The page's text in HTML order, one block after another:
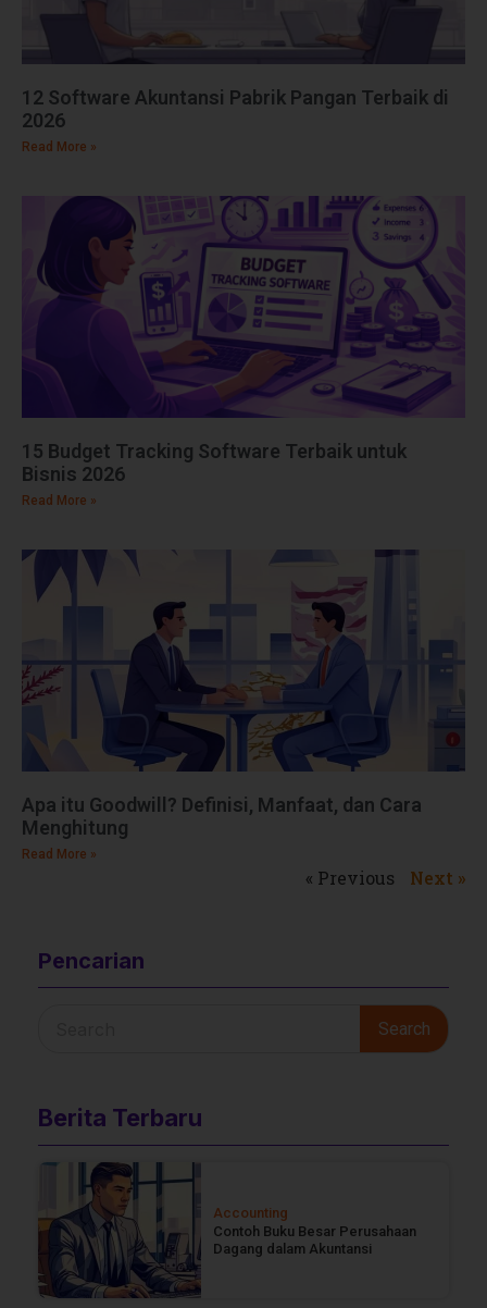
12 Software Akuntansi Pabrik Pangan Terbaik di
2026
Read More »
15 Budget Tracking Software Terbaik untuk
Bisnis 2026
Read More »
Apa itu Goodwill? Definisi, Manfaat, dan Cara
Menghitung
Read More »
« Previous Next »
Pencarian
Search
Berita Terbaru
Accounting
Contoh Buku Besar Perusahaan
Dagang dalam Akuntansi